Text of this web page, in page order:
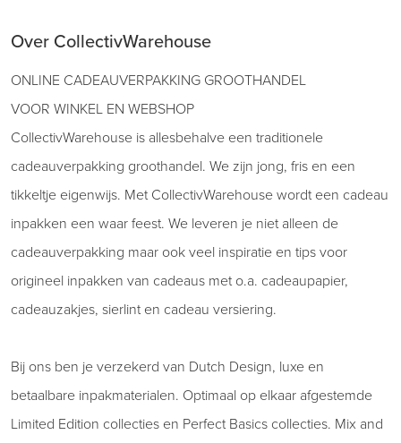
Over CollectivWarehouse
ONLINE CADEAUVERPAKKING GROOTHANDEL
VOOR WINKEL EN WEBSHOP
CollectivWarehouse is allesbehalve een traditionele
cadeauverpakking groothandel. We zijn jong, fris en een
tikkeltje eigenwijs. Met CollectivWarehouse wordt een cadeau
inpakken een waar feest. We leveren je niet alleen de
cadeauverpakking maar ook veel inspiratie en tips voor
origineel inpakken van cadeaus met o.a. cadeaupapier,
cadeauzakjes, sierlint en cadeau versiering.
Bij ons ben je verzekerd van Dutch Design, luxe en
betaalbare inpakmaterialen. Optimaal op elkaar afgestemde
Limited Edition collecties en Perfect Basics collecties. Mix and